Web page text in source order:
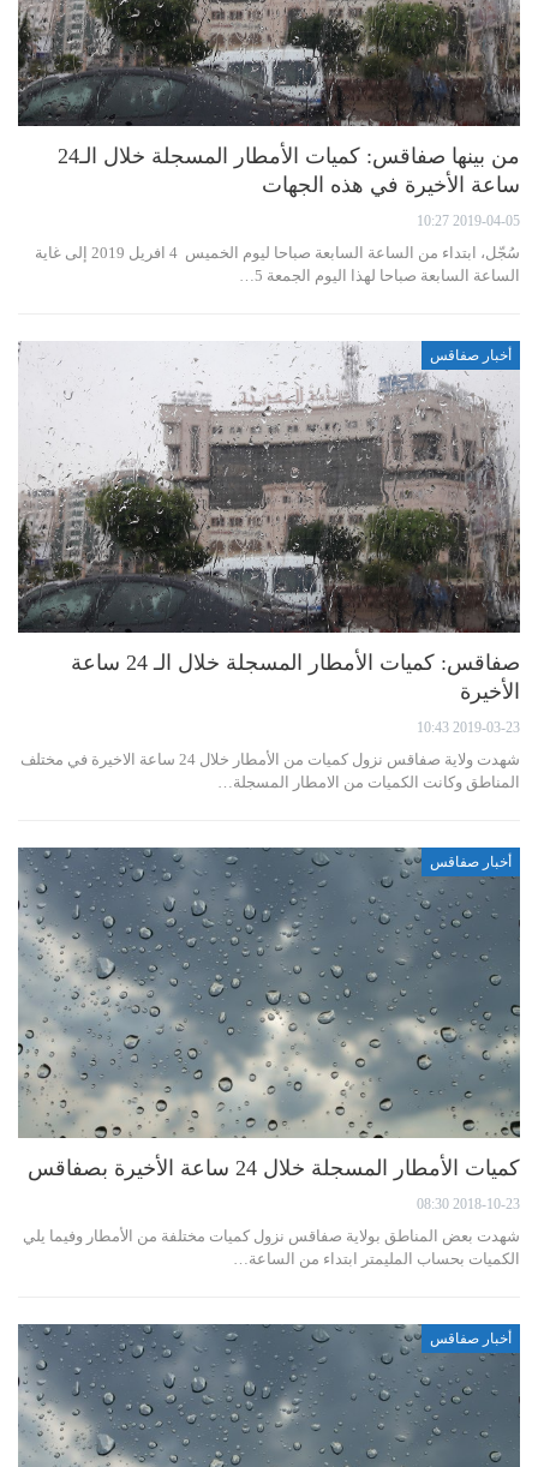
من بينها صفاقس: كميات الأمطار المسجلة خلال الـ24
ساعة الأخيرة في هذه الجهات
2019-04-05 10:27
سُجّل، ابتداء من الساعة السابعة صباحا ليوم الخميس 4 افريل 2019 إلى غاية
الساعة السابعة صباحا لهذا اليوم الجمعة 5…
أخبار صفاقس
صفاقس: كميات الأمطار المسجلة خلال الـ 24 ساعة
الأخيرة
2019-03-23 10:43
شهدت ولاية صفاقس نزول كميات من الأمطار خلال 24 ساعة الاخيرة في مختلف
المناطق وكانت الكميات من الامطار المسجلة…
أخبار صفاقس
كميات الأمطار المسجلة خلال 24 ساعة الأخيرة بصفاقس
2018-10-23 08:30
شهدت بعض المناطق بولاية صفاقس نزول كميات مختلفة من الأمطار وفيما يلي
الكميات بحساب المليمتر ابتداء من الساعة…
أخبار صفاقس